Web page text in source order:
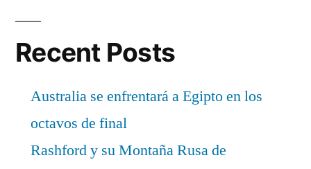
Recent Posts
Australia se enfrentará a Egipto en los
octavos de final
Rashford y su Montaña Rusa de